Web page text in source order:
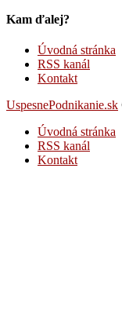
Kam ďalej?
Úvodná stránka
RSS kanál
Kontakt
UspesnePodnikanie.sk
Úvodná stránka
RSS kanál
Kontakt